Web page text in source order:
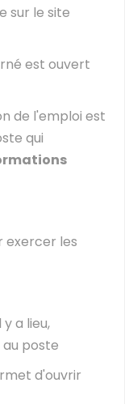
sur le site
est ouvert
de l'emploi est
qui
exercer les
a lieu,
poste
d'ouvrir